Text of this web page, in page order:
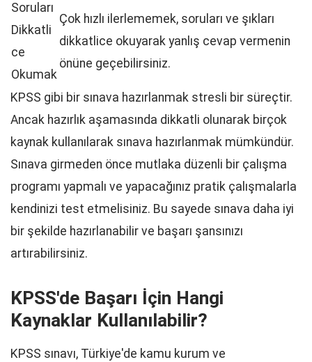
Soruları
Dikkatli
ce
Okumak
Çok hızlı ilerlememek, soruları ve şıkları
dikkatlice okuyarak yanlış cevap vermenin
önüne geçebilirsiniz.
KPSS gibi bir sınava hazırlanmak stresli bir süreçtir.
Ancak hazırlık aşamasında dikkatli olunarak birçok
kaynak kullanılarak sınava hazırlanmak mümkündür.
Sınava girmeden önce mutlaka düzenli bir çalışma
programı yapmalı ve yapacağınız pratik çalışmalarla
kendinizi test etmelisiniz. Bu sayede sınava daha iyi
bir şekilde hazırlanabilir ve başarı şansınızı
artırabilirsiniz.
KPSS'de Başarı İçin Hangi
Kaynaklar Kullanılabilir?
KPSS sınavı, Türkiye'de kamu kurum ve